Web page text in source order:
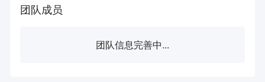
团队成员
团队信息完善中...